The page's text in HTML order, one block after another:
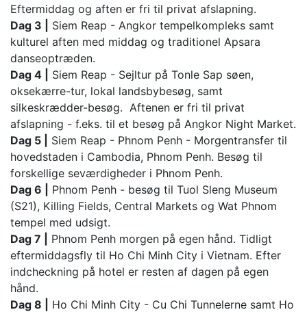
Eftermiddag og aften er fri til privat afslapning.
Dag 3 |
Siem Reap - Angkor tempelkompleks samt
kulturel aften med middag og traditionel Apsara
danseoptræden.
Dag 4 |
Siem Reap - Sejltur på Tonle Sap søen,
oksekærre-tur, lokal landsbybesøg, samt
silkeskrædder-besøg. Aftenen er fri til privat
afslapning - f.eks. til et besøg på Angkor Night Market.
Dag 5 |
Siem Reap - Phnom Penh - Morgentransfer til
hovedstaden i Cambodia, Phnom Penh. Besøg til
forskellige seværdigheder i Phnom Penh.
Dag 6 |
Phnom Penh - besøg til Tuol Sleng Museum
(S21), Killing Fields, Central Markets og Wat Phnom
tempel med udsigt.
Dag 7 |
Phnom Penh morgen på egen hånd. Tidligt
eftermiddagsfly til Ho Chi Minh City i Vietnam. Efter
indcheckning på hotel er resten af dagen på egen
hånd.
Dag 8 |
Ho Chi Minh City - Cu Chi Tunnelerne samt Ho